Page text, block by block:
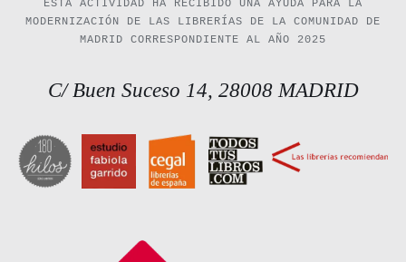
ESTA ACTIVIDAD HA RECIBIDO UNA AYUDA PARA LA
MODERNIZACIÓN DE LAS LIBRERÍAS DE LA COMUNIDAD DE
MADRID CORRESPONDIENTE AL AÑO 2025
C/ Buen Suceso 14, 28008 MADRID